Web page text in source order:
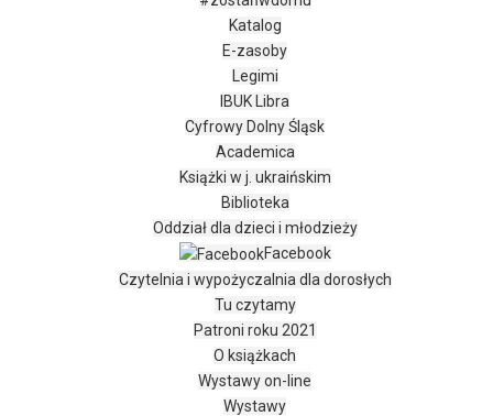
Katalog
E-zasoby
Legimi
IBUK Libra
Cyfrowy Dolny Śląsk
Academica
Książki w j. ukraińskim
Biblioteka
Oddział dla dzieci i młodzieży
Facebook
Czytelnia i wypożyczalnia dla dorosłych
Tu czytamy
Patroni roku 2021
O książkach
Wystawy on-line
Wystawy